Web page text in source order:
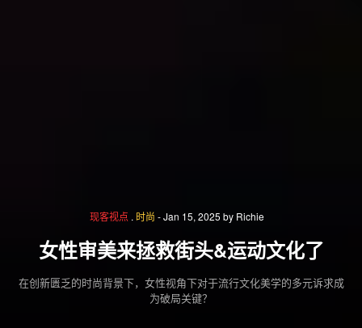
现客视点 . 时尚 -Jan 15, 2025 by Richie
女性审美来拯救街头&运动文化了
在创新匮乏的时尚背景下，女性视角下对于流行文化美学的多元诉求成
为破局关键？